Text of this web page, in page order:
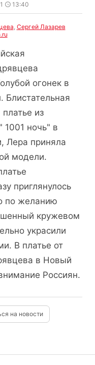
13:40
, Сергей Лазарев
огонек в
Блистательная
из
1001 ночь" в
Лера приняла
модели.
приглянулось
по желанию
кружевом
украсили
В платье от
в Новый
Россиян.
на новости